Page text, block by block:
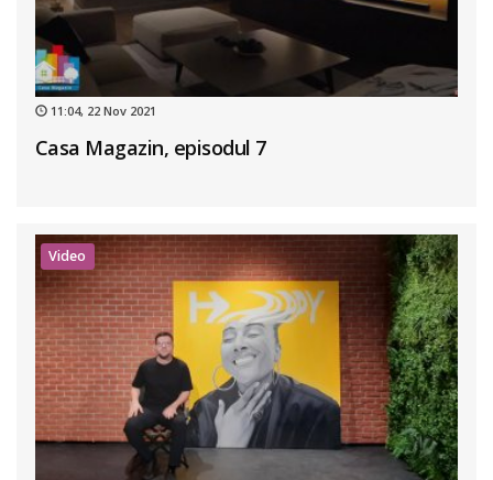
11:04, 22 Nov 2021
Casa Magazin, episodul 7
Video